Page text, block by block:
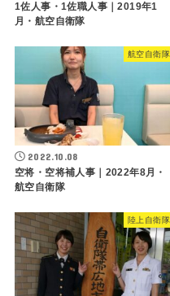
1佐人事・1佐職人事｜2019年1
月・航空自衛隊
航空自衛隊
2022.10.08
空将・空将補人事｜2022年8月・
航空自衛隊
陸上自衛隊